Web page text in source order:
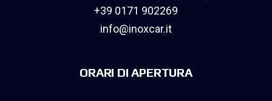
+39 0171 902269
info@inoxcar.it
ORARI DI APERTURA